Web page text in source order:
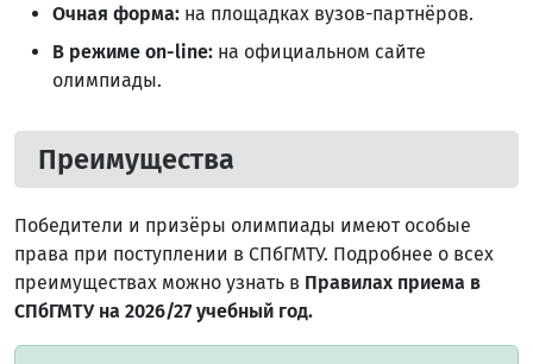
Очная форма: на площадках вузов-партнёров.
В режиме on-line: на официальном сайте
олимпиады.
Преимущества
Победители и призёры олимпиады имеют особые
права при поступлении в СПбГМТУ. Подробнее о всех
преимуществах можно узнать в Правилах приема в
СПбГМТУ на 2026/27 учебный год.